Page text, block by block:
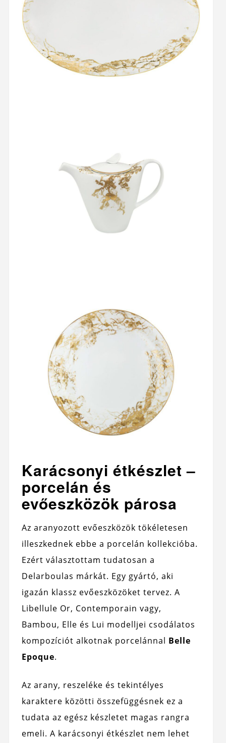
Karácsonyi étkészlet –
porcelán és
evőeszközök párosa
Az aranyozott evőeszközök tökéletesen
illeszkednek ebbe a porcelán kollekcióba.
Ezért választottam tudatosan a
Delarboulas márkát. Egy gyártó, aki
igazán klassz evőeszközöket tervez. A
Libellule Or, Contemporain vagy,
Bambou, Elle és Lui modelljei csodálatos
kompozíciót alkotnak porcelánnal Belle
Epoque.
Az arany, reszeléke és tekintélyes
karaktere közötti összefüggésnek ez a
tudata az egész készletet magas rangra
emeli. A karácsonyi étkészlet nem lehet